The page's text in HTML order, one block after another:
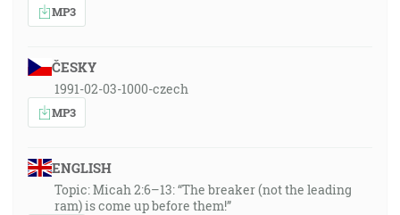
MP3
ČESKY
1991-02-03-1000-czech
MP3
ENGLISH
Topic: Micah 2:6–13: “The breaker (not the leading
ram) is come up before them!”